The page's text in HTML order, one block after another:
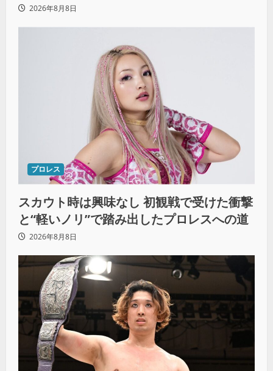
2026年8月8日
プロレス
スカウト時は興味なし 初観戦で受けた衝撃
と“軽いノリ”で踏み出したプロレスへの道
2026年8月8日